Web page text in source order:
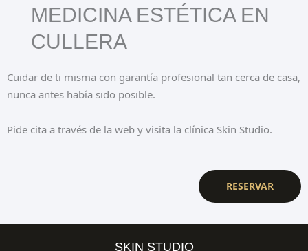
MEDICINA ESTÉTICA EN
CULLERA
Cuidar de ti misma con garantía profesional tan cerca de casa,
nunca antes había sido posible.
Pide cita a través de la web y visita la clínica Skin Studio.
RESERVAR
SKIN STUDIO